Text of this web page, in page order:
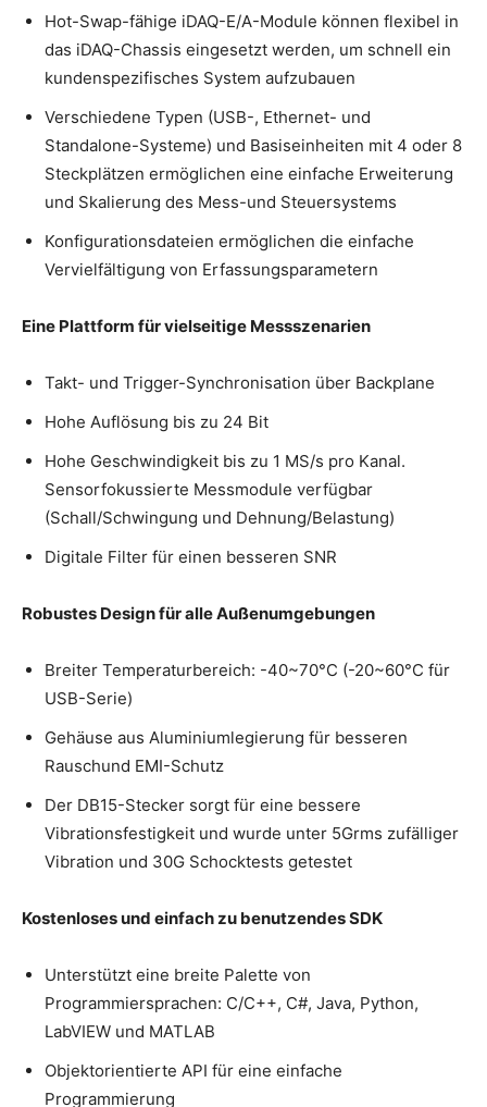
Hot-Swap-fähige iDAQ-E/A-Module können flexibel in
das iDAQ-Chassis eingesetzt werden, um schnell ein
kundenspezifisches System aufzubauen
Verschiedene Typen (USB-, Ethernet- und
Standalone-Systeme) und Basiseinheiten mit 4 oder 8
Steckplätzen ermöglichen eine einfache Erweiterung
und Skalierung des Mess-und Steuersystems
Konfigurationsdateien ermöglichen die einfache
Vervielfältigung von Erfassungsparametern
Eine Plattform für vielseitige Messszenarien
Takt- und Trigger-Synchronisation über Backplane
Hohe Auflösung bis zu 24 Bit
Hohe Geschwindigkeit bis zu 1 MS/s pro Kanal.
Sensorfokussierte Messmodule verfügbar
(Schall/Schwingung und Dehnung/Belastung)
Digitale Filter für einen besseren SNR
Robustes Design für alle Außenumgebungen
Breiter Temperaturbereich: -40~70°C (-20~60°C für
USB-Serie)
Gehäuse aus Aluminiumlegierung für besseren
Rauschund EMI-Schutz
Der DB15-Stecker sorgt für eine bessere
Vibrationsfestigkeit und wurde unter 5Grms zufälliger
Vibration und 30G Schocktests getestet
Kostenloses und einfach zu benutzendes SDK
Unterstützt eine breite Palette von
Programmiersprachen: C/C++, C#, Java, Python,
LabVIEW und MATLAB
Objektorientierte API für eine einfache
Programmierung